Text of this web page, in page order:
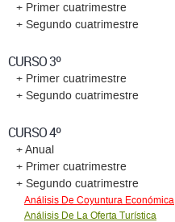
+ Primer cuatrimestre
+ Segundo cuatrimestre
CURSO 3º
+ Primer cuatrimestre
+ Segundo cuatrimestre
CURSO 4º
+ Anual
+ Primer cuatrimestre
+ Segundo cuatrimestre
Análisis De Coyuntura Económica
Análisis De La Oferta Turística